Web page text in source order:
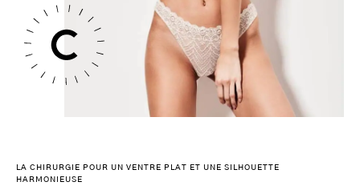
LA CHIRURGIE POUR UN VENTRE PLAT ET UNE SILHOUETTE
HARMONIEUSE